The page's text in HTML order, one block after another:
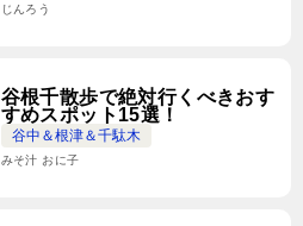
じんろう
谷根千散歩で絶対行くべきおす
すめスポット15選！
谷中＆根津＆千駄木
みそ汁 おに子